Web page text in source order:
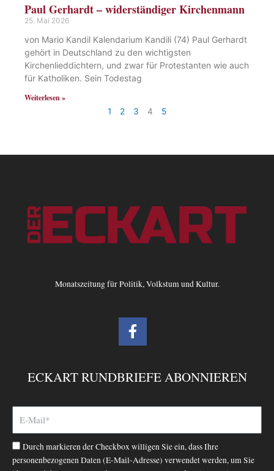
Paul Gerhardt – widerständiger Kirchenmann
25. Mai 2026
von Mario Kandil Kalendarium Kandili (74) Paul Gerhardt
gehört in Deutschland zu den wichtigsten
Kirchenlieddichtern, und zwar für Protestanten wie auch
für Katholiken. Sein Todestag
Weiterlesen »
1 2 3 4 5
Monatszeitung für Politik, Volkstum und Kultur.
F
a
b
o
-
f
ECKART RUNDBRIEFE ABONNIEREN
Durch markieren der Checkbox willigen Sie ein, dass Ihre
personenbezogenen Daten (E-Mail-Adresse) verwendet werden, um Sie